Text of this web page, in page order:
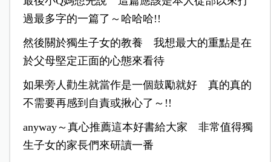
過最多字的一篇了～哈哈哈!!
然後關於獨生子女的教養 我想最大的重點是在
於父母堅定正面的心態來看待
如果旁人勸生就當作是一個鼓勵就好 真的真的
不需要再感到自責或揪心了～!!
anyway～真心推薦這本好書給大家 非常值得獨
生子女的家長們來研讀一番